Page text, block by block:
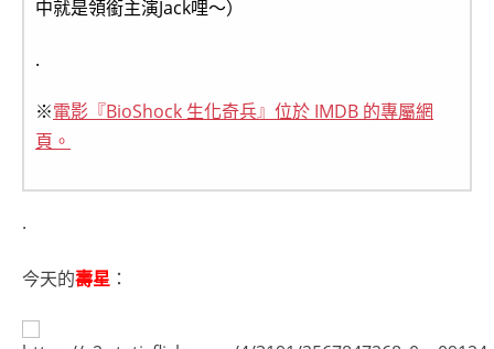
中就是領銜主演Jack哩～）
.
※電影『BioShock 生化奇兵』位於 IMDB 的專屬網
頁。
.
今天的壽星 ：